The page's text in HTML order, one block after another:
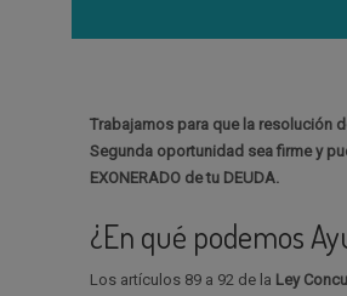
Trabajamos para que la resolución
Segunda oportunidad sea firme y
EXONERADO de tu DEUDA.
¿En qué podemos
Los artículos 89 a 92 de la Ley